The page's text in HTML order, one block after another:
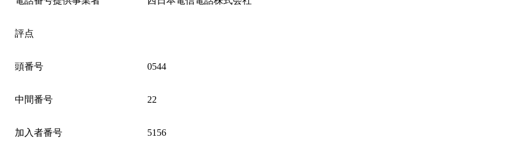
評点
頭番号 0544
中間番号 22
加入者番号 5156